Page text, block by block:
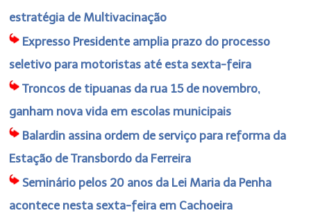
estratégia de Multivacinação
Expresso Presidente amplia prazo do processo
seletivo para motoristas até esta sexta-feira
Troncos de tipuanas da rua 15 de novembro,
ganham nova vida em escolas municipais
Balardin assina ordem de serviço para reforma da
Estação de Transbordo da Ferreira
Seminário pelos 20 anos da Lei Maria da Penha
acontece nesta sexta-feira em Cachoeira